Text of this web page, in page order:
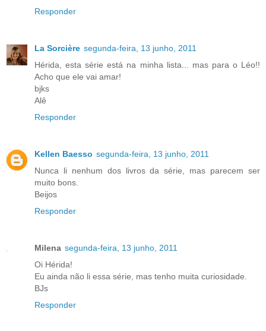
Responder
La Sorcière segunda-feira, 13 junho, 2011
Hérida, esta série está na minha lista... mas para o Léo!!
Acho que ele vai amar!
bjks
Alê
Responder
Kellen Baesso segunda-feira, 13 junho, 2011
Nunca li nenhum dos livros da série, mas parecem ser
muito bons.
Beijos
Responder
Milena segunda-feira, 13 junho, 2011
Oi Hérida!
Eu ainda não li essa série, mas tenho muita curiosidade.
BJs
Responder